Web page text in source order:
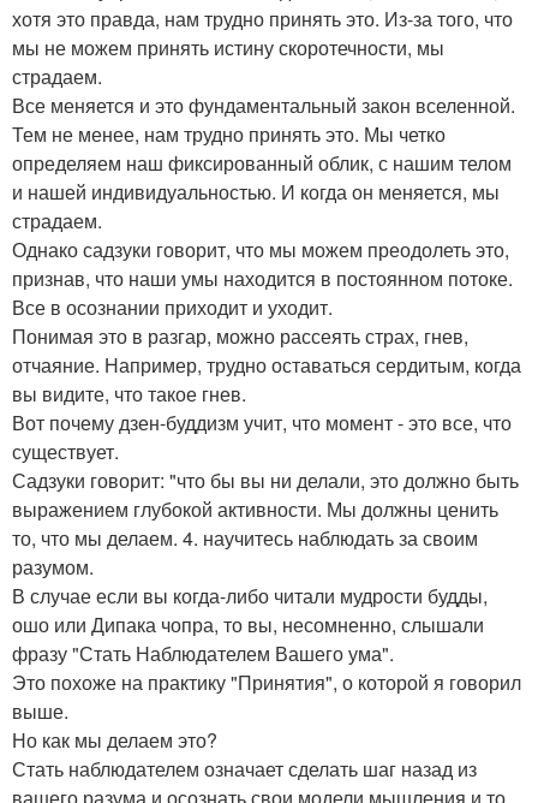
хотя это правда, нам трудно принять это. Из-за того, что
мы не можем принять истину скоротечности, мы
страдаем.
Все меняется и это фундаментальный закон вселенной.
Тем не менее, нам трудно принять это. Мы четко
определяем наш фиксированный облик, с нашим телом
и нашей индивидуальностью. И когда он меняется, мы
страдаем.
Однако садзуки говорит, что мы можем преодолеть это,
признав, что наши умы находится в постоянном потоке.
Все в осознании приходит и уходит.
Понимая это в разгар, можно рассеять страх, гнев,
отчаяние. Например, трудно оставаться сердитым, когда
вы видите, что такое гнев.
Вот почему дзен-буддизм учит, что момент - это все, что
существует.
Садзуки говорит: "что бы вы ни делали, это должно быть
выражением глубокой активности. Мы должны ценить
то, что мы делаем. 4. научитесь наблюдать за своим
разумом.
В случае если вы когда-либо читали мудрости будды,
ошо или Дипака чопра, то вы, несомненно, слышали
фразу "Стать Наблюдателем Вашего ума".
Это похоже на практику "Принятия", о которой я говорил
выше.
Но как мы делаем это?
Стать наблюдателем означает сделать шаг назад из